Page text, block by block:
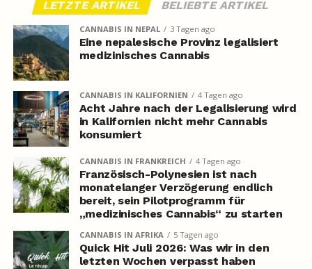
LETZTE ARTIKEL BELIEBTE ARTIKEL
CANNABIS IN NEPAL 3 Tagen ago
Eine nepalesische Provinz legalisiert
medizinisches Cannabis
CANNABIS IN KALIFORNIEN 4 Tagen ago
Acht Jahre nach der Legalisierung wird
in Kalifornien nicht mehr Cannabis
konsumiert
CANNABIS IN FRANKREICH 4 Tagen ago
Französisch-Polynesien ist nach
monatelanger Verzögerung endlich
bereit, sein Pilotprogramm für
„medizinisches Cannabis“ zu starten
CANNABIS IN AFRIKA 5 Tagen ago
Quick Hit Juli 2026: Was wir in den
letzten Wochen verpasst haben